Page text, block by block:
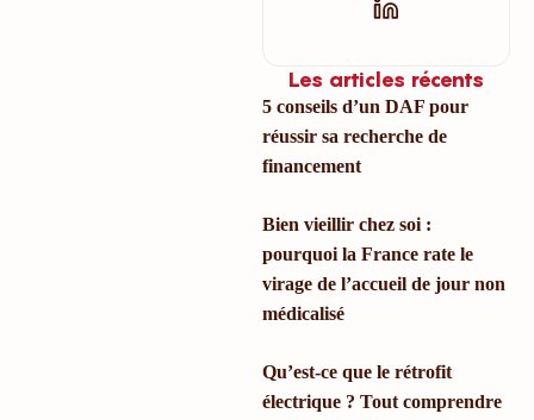
Les articles récents
5 conseils d’un DAF pour
réussir sa recherche de
financement
Bien vieillir chez soi :
pourquoi la France rate le
virage de l’accueil de jour non
médicalisé
Qu’est-ce que le rétrofit
électrique ? Tout comprendre